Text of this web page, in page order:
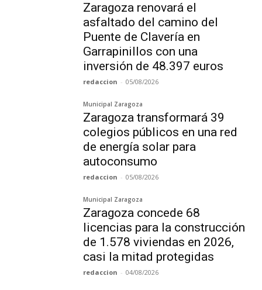
Zaragoza renovará el
asfaltado del camino del
Puente de Clavería en
Garrapinillos con una
inversión de 48.397 euros
redaccion - 05/08/2026
Municipal Zaragoza
Zaragoza transformará 39
colegios públicos en una red
de energía solar para
autoconsumo
redaccion - 05/08/2026
Municipal Zaragoza
Zaragoza concede 68
licencias para la construcción
de 1.578 viviendas en 2026,
casi la mitad protegidas
redaccion - 04/08/2026